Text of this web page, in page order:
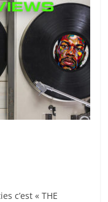
c’est « THE